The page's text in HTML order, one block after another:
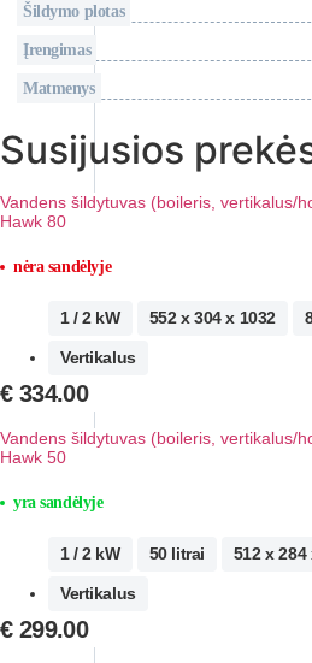
Šildymo plotas
Įrengimas
Matmenys
Susijusios
Vandens šildytuvas (boileris, vertikalus/
Hawk 80
nėra sandėlyje
1 / 2 kW 552 x 304 x 1032
Vertikalus
€334.00
Vandens šildytuvas (boileris, vertikalus/
Hawk 50
yra sandėlyje
1 / 2 kW 50 litrai 512 x 284
Vertikalus
€299.00